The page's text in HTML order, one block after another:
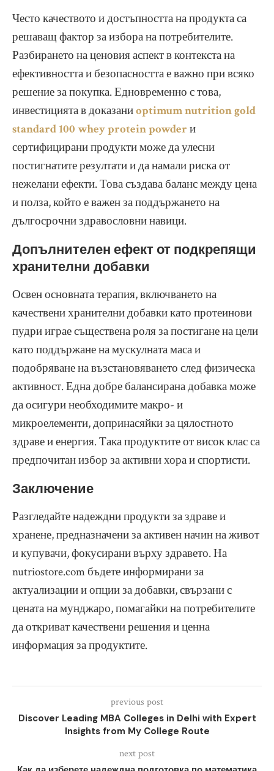
Често качеството и достъпността на продукта са
решаващ фактор за избора на потребителите.
Разбирането на ценовия аспект в контекста на
ефективността и безопасността е важно при всяко
решение за покупка. Едновременно с това,
инвестицията в доказаниoptimum nutrition gold
standard 100 whey protein powder и
сертифицирани продукти може да улесни
постигнатите резултати и да намали риска от
нежелани ефекти. Това създава баланс между цена
и полза, който е важен за поддържането на
дългосрочни здравословни навици.
Допълнителен ефект от подкрепящи
хранителни добавки
Освен основната терапия, включването на
качествени хранителни добавки като протеинови
пудри играе съществена роля за постигане на цели
като поддържане на мускулната маса и
подобряване на възстановяването след физическа
активност. Една добре балансирана добавка може
да осигури необходимите макро- и
микроелементи, допринасяйки за цялостното
здраве и енергия. Така продуктите от висок клас са
предпочитан избор за активни хора и спортисти.
Заключение
Разгледайте надеждни продукти за здраве и
хранене, предназначени за активен начин на живот
и купувачи, фокусирани върху здравето. На
nutriostore.com бъдете информирани за
актуализации и опции за добавки, свързани с
цената на мунджаро, помагайки на потребителите
да откриват качествени решения и ценна
информация за продуктите.
previous post
Discover Leading MBA Colleges in Delhi with Expert
Insights from My College Route
next post